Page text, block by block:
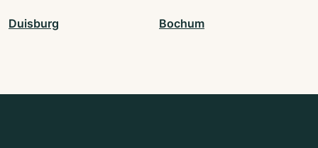
Duisburg Bochum